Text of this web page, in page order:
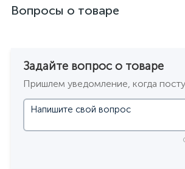
Вопросы о товаре
Задайте вопрос о товаре
Пришлем уведомление, когда